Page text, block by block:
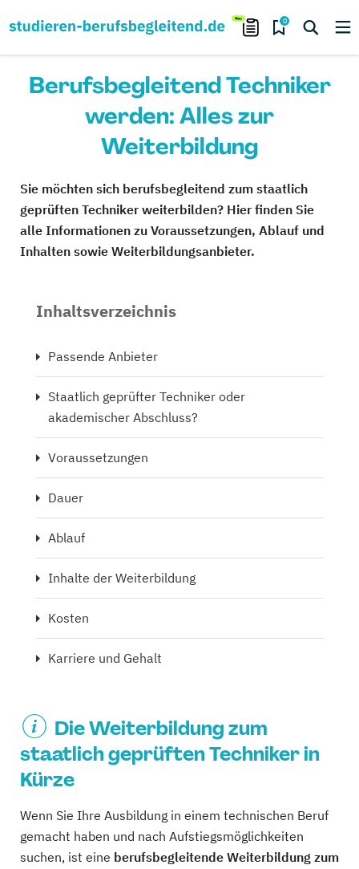
0
Berufsbegleitend Techniker
werden: Alles zur
Weiterbildung
Sie möchten sich berufsbegleitend zum staatlich
geprüften Techniker weiterbilden? Hier finden Sie
alle Informationen zu Voraussetzungen, Ablauf und
Inhalten sowie Weiterbildungsanbieter.
Inhaltsverzeichnis
Passende Anbieter
Staatlich geprüfter Techniker oder
akademischer Abschluss?
Voraussetzungen
Dauer
Ablauf
Inhalte der Weiterbildung
Kosten
Karriere und Gehalt
Die Weiterbildung zum
staatlich geprüften Techniker in
Kürze
Wenn Sie Ihre Ausbildung in einem technischen Beruf
gemacht haben und nach Aufstiegsmöglichkeiten
suchen, ist eine berufsbegleitende Weiterbildung zum